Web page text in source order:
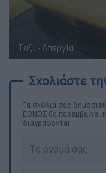
Ταξί - Απεργία
Τα σχολιά σας
ΕΘΝΟΣ θα παρεμβαίνει
διαγράφονται